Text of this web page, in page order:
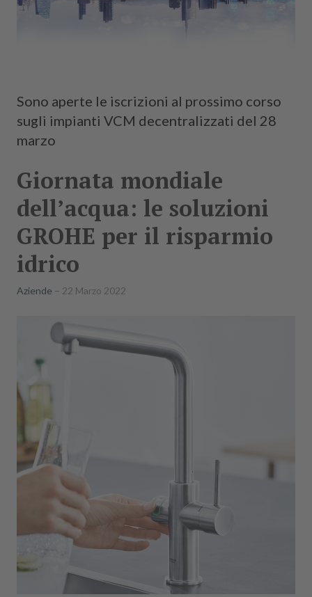
Sono aperte le iscrizioni al prossimo corso
sugli impianti VCM decentralizzati del 28
marzo
Giornata mondiale
dell’acqua: le soluzioni
GROHE per il risparmio
idrico
Aziende 22 Marzo 2022